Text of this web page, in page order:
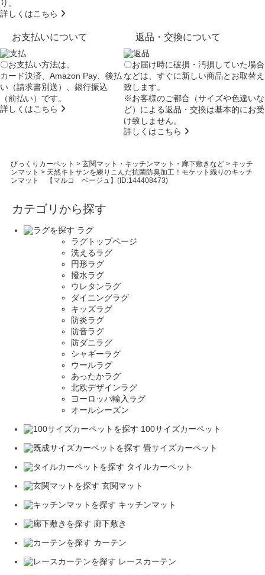
り。
詳しくはこちら
お支払いについて
〇お支払い方法は、
カード決済、Amazon Pay、後払
い（請求書別送）、銀行振込
（前払い）です。
詳しくはこちら
返品・交換について
〇お届け時に破損・汚損していた場合
などは、すぐに新しい商品とお取替え
致します。
※お客様のご都合（サイズや色違いな
ど）による返品・交換は基本的にお受
け致しません。
詳しくはこちら
びっくりカーペット > 玄関マット・キッチンマット・廊下敷きなど> キッチ
ンマット > 天然キトサンを練りこんだ抗菌防臭加工！モケット織りのキッチ
ンマット 【マルコ ベージュ】(ID:144408473)
カテゴリから探す
ラグ
ラグトップページ
洗えるラグ
円形ラグ
撥水ラグ
ウレタンラグ
ダイニングラグ
キッズラグ
防炎ラグ
防音ラグ
防ダニラグ
シャギーラグ
ウールラグ
あったかラグ
北欧デザインラグ
ヨーロッパ輸入ラグ
オールシーズン
100サイズカーペット
畳サイズカーペット
タイルカーペット
玄関マット
キッチンマット
廊下敷き
カーテン
レースカーテン